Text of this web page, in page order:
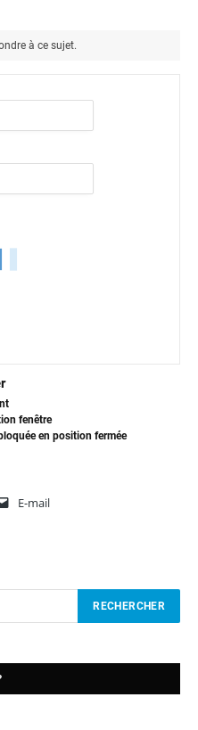
à ce sujet.
fenêtre
en position fermée
E-mail